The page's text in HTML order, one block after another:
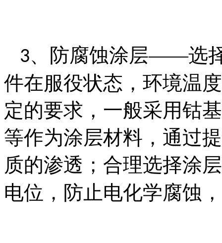
3、防腐蚀涂层——选
件在服役状态，环境温
定的要求，一般采用钴
等作为涂层材料，通过
质的渗透；合理选择涂
电位，防止电化学腐蚀